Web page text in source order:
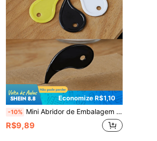
Economize R$1,10
-10% Mini Abridor de Embalagem Plástico com Borda Serrilhada, Abridor de Bebida de Bolha, Abridor de Encomendas, Cortador de Fita, Cortador de Papel, Design Compacto e Portátil, Adequado para Uso Comercial e Pessoal
R$9,89